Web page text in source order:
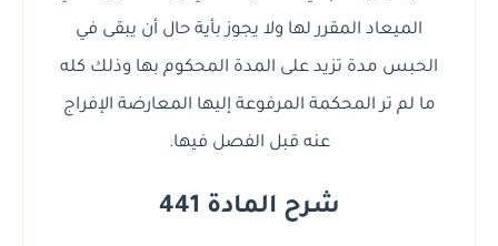
الميعاد المقرر لها ولا يجوز بأية حال أن يبقى في
الحبس مدة تزيد على المدة المحكوم بها وذلك كله
ما لم تر المحكمة المرفوعة إليها المعارضة الإفراج
عنه قبل الفصل فيها.
شرح المادة 441